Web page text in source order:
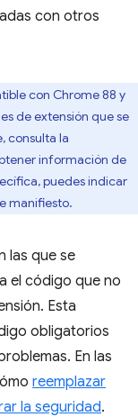
con otros
con Chrome 88 y
de extensión que se
consulta la
información de
puedes indicar
manifiesto.
las que se
el código que no
Esta
obligatorios
En las
reemplazar
la seguridad.